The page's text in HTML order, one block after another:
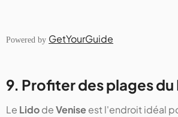
Powered by GetYourGuide
9. Profiter des plages du
Le LidodeVeniseest l'endroit idéal